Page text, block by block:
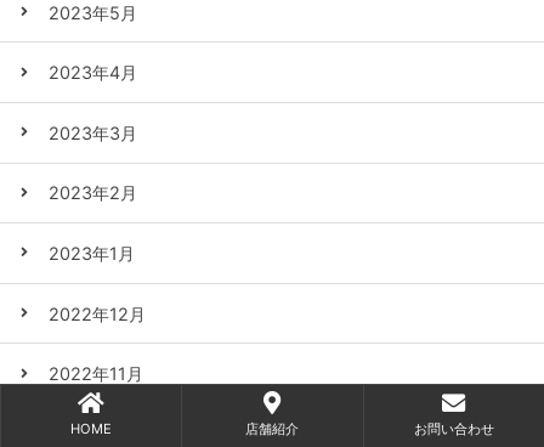
2023年5月
2023年4月
2023年3月
2023年2月
2023年1月
2022年12月
2022年11月
2022年10月
HOME 店舗紹介 お問い合わせ